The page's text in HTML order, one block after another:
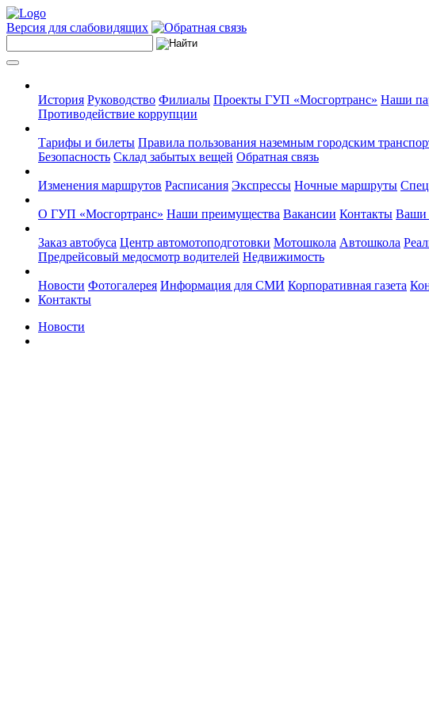
Версия для слабовидящих
История Руководство Филиалы Проекты ГУП «Мосгортранс» Наши
Противодействие коррупции
Тарифы и билеты Правила пользования наземным городским
Безопасность Склад забытых вещей Обратная связь
Изменения маршрутов Расписания Экспрессы Ночные маршруты
О ГУП «Мосгортранс» Наши преимущества Вакансии Контакты Ваши
Заказ автобуса Центр автомотоподготовки Мотошкола Автошкола
Предрейсовый медосмотр водителей Недвижимость
Новости Фотогалерея Информация для СМИ Корпоративная газета
Контакты
Новости